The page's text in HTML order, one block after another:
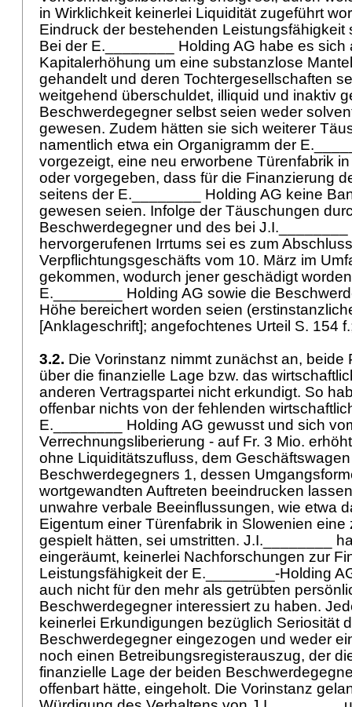
in Wirklichkeit keinerlei Liquidität zugeführt
Eindruck der bestehenden Leistungsfähigkeit
Bei der E.________ Holding AG habe es sich
Kapitalerhöhung um eine substanzlose
gehandelt und deren Tochtergesellschaften
weitgehend überschuldet, illiquid und inaktiv
Beschwerdegegner selbst seien weder
gewesen. Zudem hätten sie sich weiterer
namentlich etwa ein Organigramm der
vorgezeigt, eine neu erworbene Türenfabrik
oder vorgegeben, dass für die Finanzierung
seitens der E.________ Holding AG keine
gewesen seien. Infolge der Täuschungen
Beschwerdegegner und des bei
hervorgerufenen Irrtums sei es zum
Verpflichtungsgeschäfts vom 10. März im
gekommen, wodurch jener geschädigt
E.________ Holding AG sowie die
Höhe bereichert worden seien
[Anklageschrift]; angefochtenes Urteil S. 154
3.2. Die Vorinstanz nimmt zunächst an, beide
über die finanzielle Lage bzw. das
anderen Vertragspartei nicht erkundigt. So
offenbar nichts von der fehlenden
E.________ Holding AG gewusst und sich
Verrechnungsliberierung - auf Fr. 3 Mio.
ohne Liquiditätszufluss, dem
Beschwerdegegners 1, dessen
wortgewandten Auftreten beeindrucken
unwahre verbale Beeinflussungen, wie etwa
Eigentum einer Türenfabrik in Slowenien eine
gespielt hätten, sei umstritten. J.I.________
eingeräumt, keinerlei Nachforschungen zur
Leistungsfähigkeit der E.________-Holding
auch nicht für den mehr als getrübten
Beschwerdegegner interessiert zu haben.
keinerlei Erkundigungen bezüglich Seriosität
Beschwerdegegner eingezogen und weder
noch einen Betreibungsregisterauszug, der
finanzielle Lage der beiden
offenbart hätte, eingeholt. Die Vorinstanz